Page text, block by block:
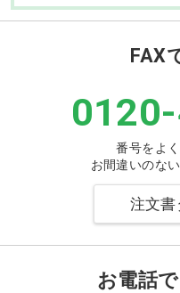
FAX
番号をよ
お間違いのな
注文書
お電話